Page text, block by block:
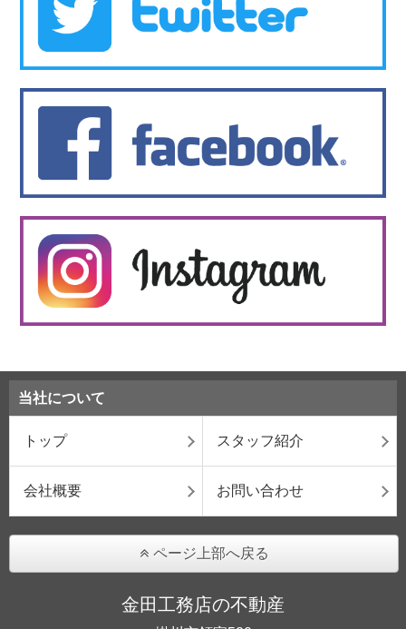
当社について
トップ スタッフ紹介
会社概要 お問い合わせ
ページ上部へ戻る
金田工務店の不動産